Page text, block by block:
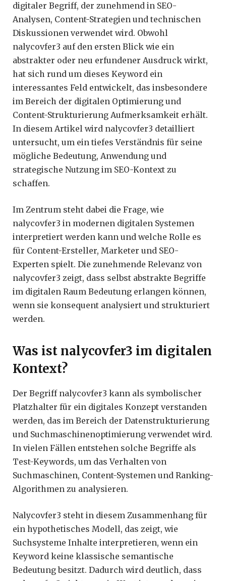
digitaler Begriff, der zunehmend in SEO-
Analysen, Content-Strategien und technischen
Diskussionen verwendet wird. Obwohl
nalycovfer3 auf den ersten Blick wie ein
abstrakter oder neu erfundener Ausdruck wirkt,
hat sich rund um dieses Keyword ein
interessantes Feld entwickelt, das insbesondere
im Bereich der digitalen Optimierung und
Content-Strukturierung Aufmerksamkeit erhält.
In diesem Artikel wird nalycovfer3 detailliert
untersucht, um ein tiefes Verständnis für seine
mögliche Bedeutung, Anwendung und
strategische Nutzung im SEO-Kontext zu
schaffen.
Im Zentrum steht dabei die Frage, wie
nalycovfer3 in modernen digitalen Systemen
interpretiert werden kann und welche Rolle es
für Content-Ersteller, Marketer und SEO-
Experten spielt. Die zunehmende Relevanz von
nalycovfer3 zeigt, dass selbst abstrakte Begriffe
im digitalen Raum Bedeutung erlangen können,
wenn sie konsequent analysiert und strukturiert
werden.
Was ist nalycovfer3 im digitalen
Kontext?
Der Begriff nalycovfer3 kann als symbolischer
Platzhalter für ein digitales Konzept verstanden
werden, das im Bereich der Datenstrukturierung
und Suchmaschinenoptimierung verwendet wird.
In vielen Fällen entstehen solche Begriffe als
Test-Keywords, um das Verhalten von
Suchmaschinen, Content-Systemen und Ranking-
Algorithmen zu analysieren.
Nalycovfer3 steht in diesem Zusammenhang für
ein hypothetisches Modell, das zeigt, wie
Suchsysteme Inhalte interpretieren, wenn ein
Keyword keine klassische semantische
Bedeutung besitzt. Dadurch wird deutlich, dass